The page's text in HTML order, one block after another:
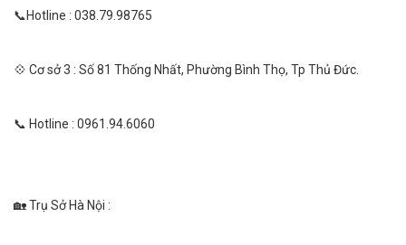
📞Hotline : 038.79.98765
💠 Cơ sở 3 : Số 81 Thống Nhất, Phường Bình Thọ, Tp Thủ Đức.
📞 Hotline : 0961.94.6060
🏡 Trụ Sở Hà Nội :